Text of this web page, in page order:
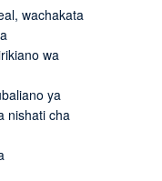
wachakata
wa
ya
nishati cha